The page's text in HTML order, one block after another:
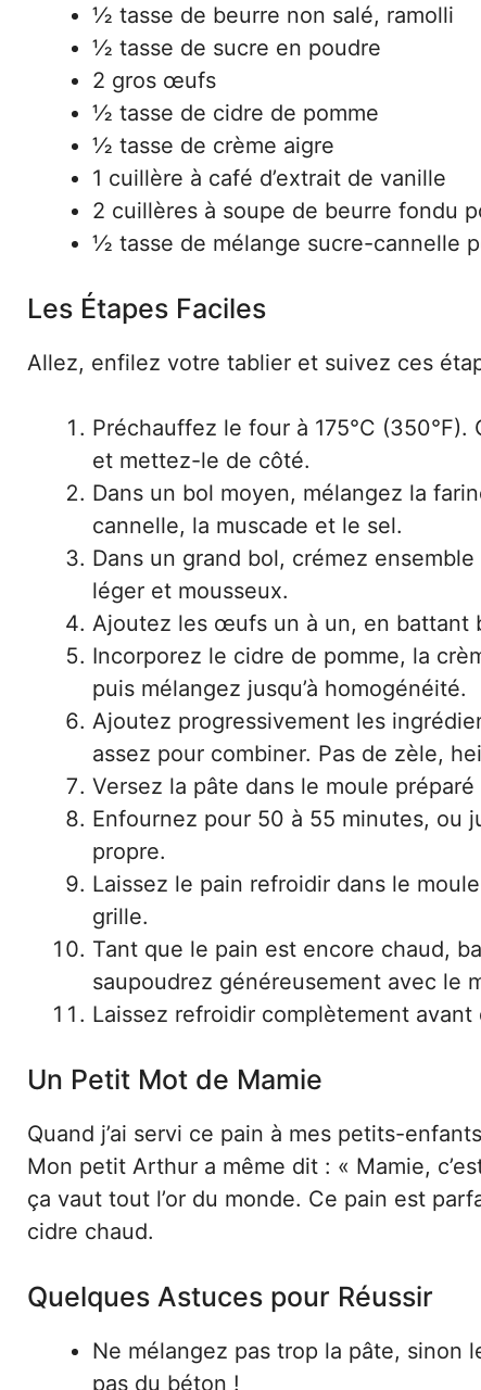
½ tasse de beurre non salé, ramolli
½ tasse de sucre en poudre
2 gros œufs
½ tasse de cidre de pomme
½ tasse de crème aigre
1 cuillère à café d’extrait de vanille
2 cuillères à soupe de beurre fondu
½ tasse de mélange sucre-cannelle
Les Étapes Faciles
Allez, enfilez votre tablier et suivez ces
Préchauffez le four à 175°C (350°F).
et mettez-le de côté.
Dans un bol moyen, mélangez la
cannelle, la muscade et le sel.
Dans un grand bol, crémez
léger et mousseux.
Ajoutez les œufs un à un, en battant
Incorporez le cidre de pomme, la
puis mélangez jusqu’à homogénéité.
Ajoutez progressivement les
assez pour combiner. Pas de zèle,
Versez la pâte dans le moule
Enfournez pour 50 à 55 minutes, ou
propre.
Laissez le pain refroidir dans le
grille.
Tant que le pain est encore chaud,
saupoudrez généreusement avec le
Laissez refroidir complètement
Un Petit Mot de Mamie
Quand j’ai servi ce pain à mes petits-
Mon petit Arthur a même dit : « Mamie,
ça vaut tout l’or du monde. Ce pain est
cidre chaud.
Quelques Astuces pour Réussir
Ne mélangez pas trop la pâte, sinon
pas du béton !